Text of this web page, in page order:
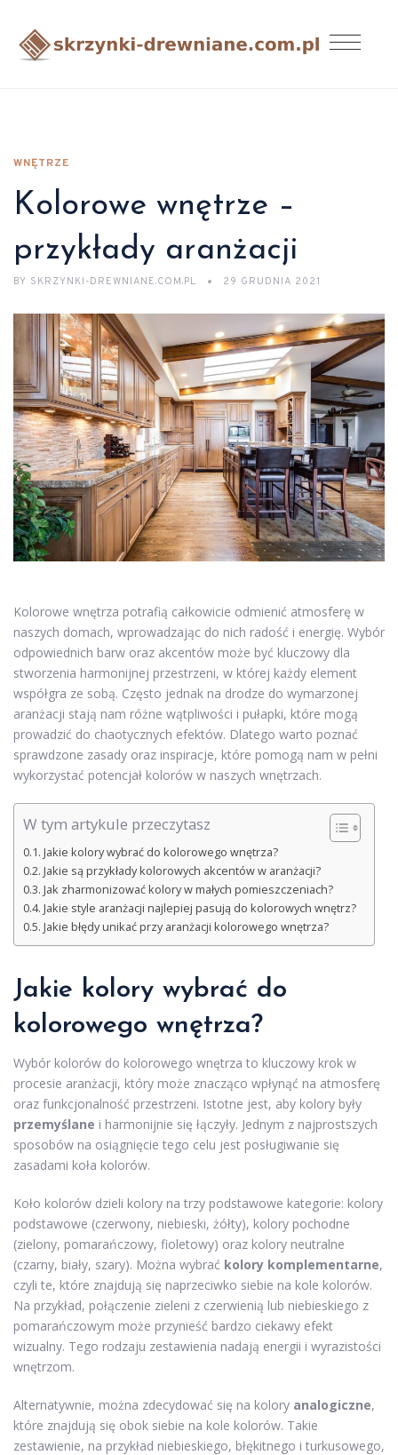
WNĘTRZE
Kolorowe wnętrze –
przykłady aranżacji
BY SKRZYNKI-DREWNIANE.COM.PL 29 GRUDNIA 2021
Kolorowe wnętrza potrafią całkowicie odmienić atmosferę w
naszych domach, wprowadzając do nich radość i energię. Wybór
odpowiednich barw oraz akcentów może być kluczowy dla
stworzenia harmonijnej przestrzeni, w której każdy element
współgra ze sobą. Często jednak na drodze do wymarzonej
aranżacji stają nam różne wątpliwości i pułapki, które mogą
prowadzić do chaotycznych efektów. Dlatego warto poznać
sprawdzone zasady oraz inspiracje, które pomogą nam w pełni
wykorzystać potencjał kolorów w naszych wnętrzach.
W tym artykule przeczytasz
Jakie kolory wybrać do kolorowego wnętrza?
Jakie są przykłady kolorowych akcentów w aranżacji?
Jak zharmonizować kolory w małych pomieszczeniach?
Jakie style aranżacji najlepiej pasują do kolorowych wnętrz?
Jakie błędy unikać przy aranżacji kolorowego wnętrza?
Jakie kolory wybrać do
kolorowego wnętrza?
Wybór kolorów do kolorowego wnętrza to kluczowy krok w
procesie aranżacji, który może znacząco wpłynąć na atmosferę
oraz funkcjonalność przestrzeni. Istotne jest, aby kolory były
przemyślane i harmonijnie się łączyły. Jednym z najprostszych
sposobów na osiągnięcie tego celu jest posługiwanie się
zasadami koła kolorów.
Koło kolorów dzieli kolory na trzy podstawowe kategorie: kolory
podstawowe (czerwony, niebieski, żółty), kolory pochodne
(zielony, pomarańczowy, fioletowy) oraz kolory neutralne
(czarny, biały, szary). Można wybrać kolory komplementarne,
czyli te, które znajdują się naprzeciwko siebie na kole kolorów.
Na przykład, połączenie zieleni z czerwienią lub niebieskiego z
pomarańczowym może przynieść bardzo ciekawy efekt
wizualny. Tego rodzaju zestawienia nadają energii i wyrazistości
wnętrzom.
Alternatywnie, można zdecydować się na kolory analogiczne,
które znajdują się obok siebie na kole kolorów. Takie
zestawienie, na przykład niebieskiego, błękitnego i turkusowego,